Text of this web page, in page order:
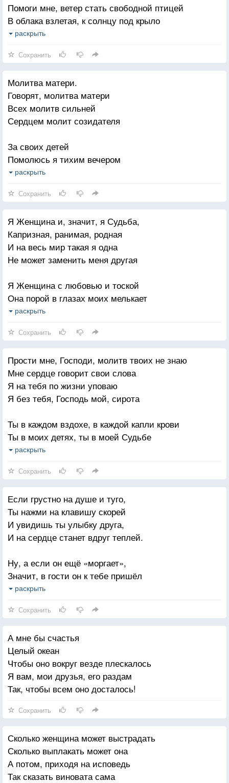
Душой, что так болит порой…
Я попрошу, наверно, Бога…
Пусть он поделится со мной..
Помоги мне, ветер стать свободной птицей
В облака взлетая, к солнцу под крыло
Чтоб печаль ночами перестала снится
Помоги мне, сердце стать такой, как прежде
Вновь в Любовь поверить, обрести покой
Покажи дорогу к Вере и Надежде
И Господь пусть будет рядышком со мной.
раскрыть
Сохранить
Молитва матери.
Говорят, молитва матери
Всех молитв сильней
Сердцем молит созидателя
За своих детей
Помолюсь я тихим вечером
И свечу зажгу
Тихо попрошу
Дай дочурке счастья женского,
Чтоб в любви жила
Дай опору в жизни крепкую,
Сыновьям моим пригожим
Счастья попрошу
Чтоб их жизнь была хорошей
И с судьбой в ладу
Дай всем, Боже, только мира
И удачных дней
Чтоб здоровье рядом было
Береги детей.
раскрыть
Сохранить
Я Женщина и, значит, я Судьба,
Капризная, ранимая, родная
И на весь мир такая я одна
Не может заменить меня другая
Я Женщина с любовью и тоской
Она порой в глазах моих мелькает
Меня Господь придумал вот такой
Я Женщина надежда и мечта
Я чья-то мука чьё-то обожание
Я разная всё время и всегда
И долгое я чьё-то ожидание
Я грешная но, всё-таки, святая
И на весь мир такая я одна
Не сможет заменить меня другая.
раскрыть
Сохранить
Прости мне, Господи, молитв твоих не знаю
Мне сердце говорит свои слова
Я на тебя по жизни уповаю
Я без тебя, Господь мой, сирота
Ты в каждом вздохе, в каждой капли крови
Ты в моих детях, ты в моей Судьбе
Ты лучший лекарь всей душевной боли
Прости, Господь, мои грехи земные
Не дай сгореть мне в пламени костра
Мы на Земле все разные, такие
Но в каждом сердце ты найдёшь себя.
раскрыть
Сохранить
Если грустно на душе и туго,
Ты нажми на клавишу скорей
И увидишь ты улыбку друга,
И на сердце станет вдруг теплей.
Ну, а если он ещё «моргает»,
Значит, в гости он к тебе пришёл
Ты представь, с тобой он начинает
И не важно, что живёт он где-то
В самом дальнем краешке Земли,
Это чудо! С помощью инета
Вы друг друга навсегда нашли.
Посылай ты другу поздравления,
Берегите каждое мгновенье,
Каждый миг общения наяву!
раскрыть
Сохранить
А мне бы счастья
Целый океан
Чтобы оно вокруг везде плескалось
Я вам, мои друзья, его раздам
Так, чтобы всем оно досталось!
Сохранить
Сколько женщина может выстрадать
Сколько выплакать может она
А потом, приходя на исповедь
Так сказать виновата сама